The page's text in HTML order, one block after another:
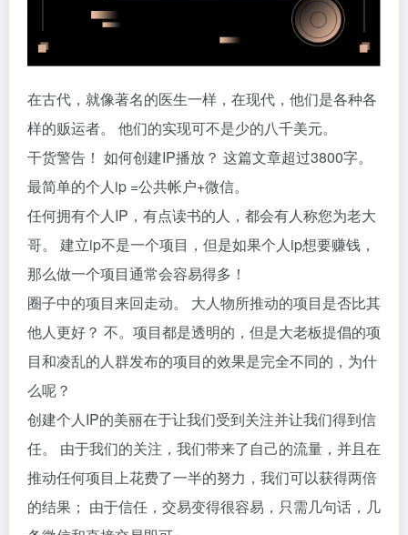
在古代，就像著名的医生一样，在现代，他们是各种各
样的贩运者。 他们的实现可不是少的八千美元。
干货警告！ 如何创建IP播放？ 这篇文章超过3800字。
最简单的个人ip =公共帐户+微信。
任何拥有个人IP，有点读书的人，都会有人称您为老大
哥。 建立ip不是一个项目，但是如果个人ip想要赚钱，
那么做一个项目通常会容易得多！
圈子中的项目来回走动。 大人物所推动的项目是否比其
他人更好？ 不。项目都是透明的，但是大老板提倡的项
目和凌乱的人群发布的项目的效果是完全不同的，为什
么呢？
创建个人IP的美丽在于让我们受到关注并让我们得到信
任。 由于我们的关注，我们带来了自己的流量，并且在
推动任何项目上花费了一半的努力，我们可以获得两倍
的结果； 由于信任，交易变得很容易，只需几句话，几